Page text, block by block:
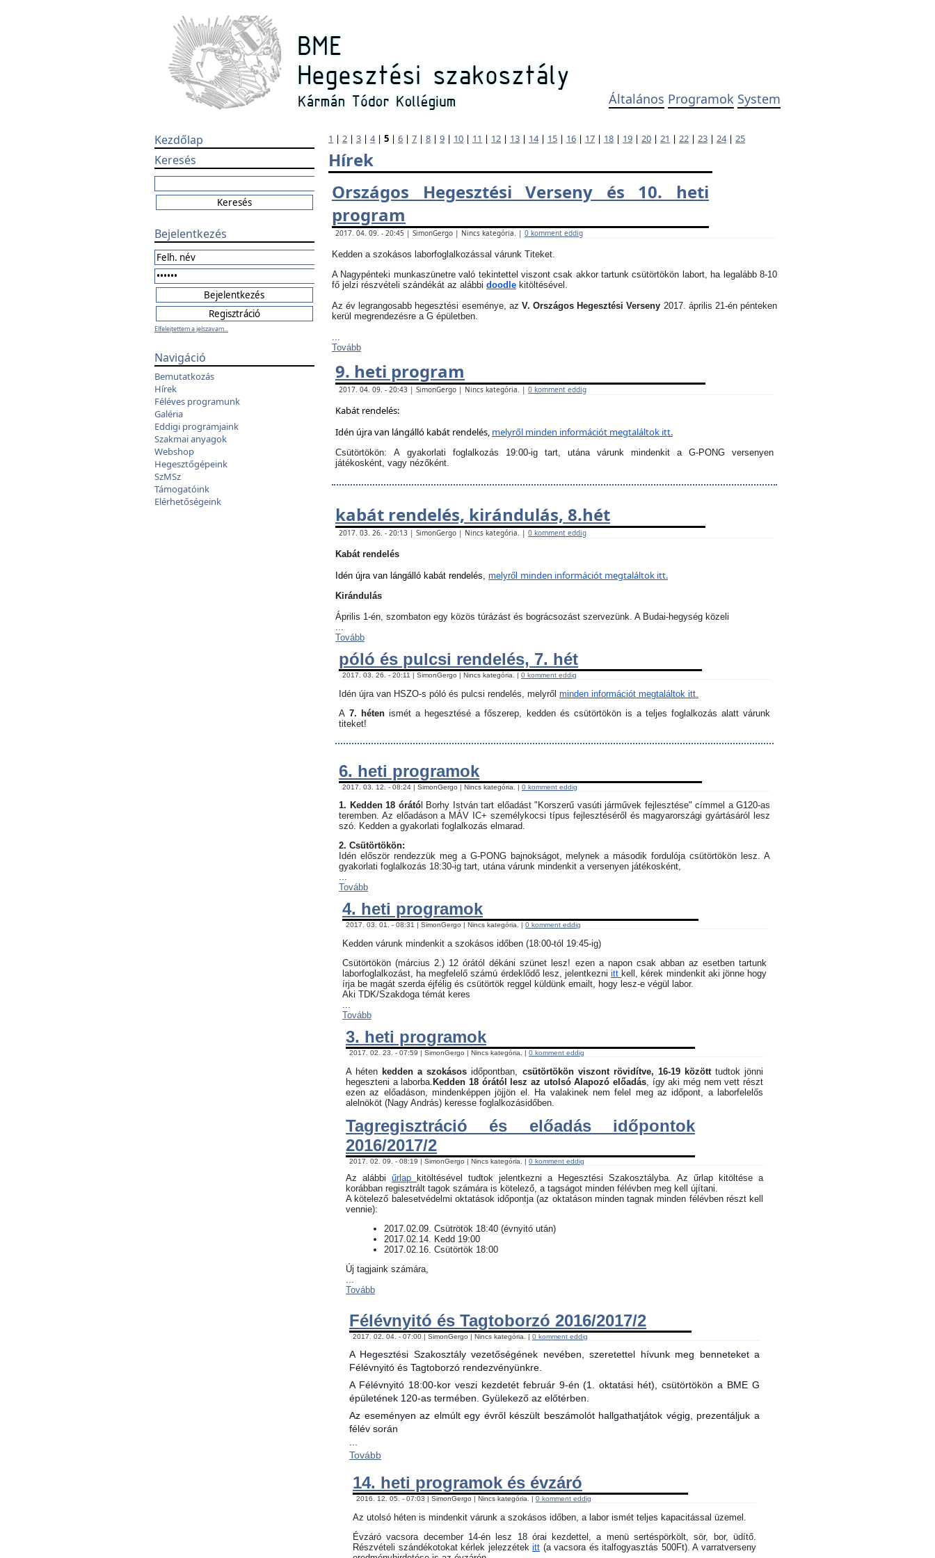
Általános Programok System
Kezdőlap
Keresés
Bejelentkezés
Elfelejtettem a jelszavam...
Navigáció
Bemutatkozás
Hírek
Féléves programunk
Galéria
Eddigi programjaink
Szakmai anyagok
Webshop
Hegesztőgépeink
SzMSz
Támogatóink
Elérhetőségeink
1 | 2 | 3 | 4| 5 | 6 | 7 | 8 | 9 | 10 | 11 | 12 | 13 | 14| 15 | 16 | 17 | 18 | 19 | 20 | 21 | 22 | 23 | 24| 25
Hírek
Országos Hegesztési Verseny és 10. heti
program
2017. 04. 09. - 20:45 | SimonGergo | Nincs kategória. | 0 komment eddig
Kedden a szokásos laborfoglalkozással várunk Titeket.
A Nagypénteki munkaszünetre való tekintettel viszont csak akkor tartunk csütörtökön labort, ha legalább 8-10
fő jelzi részvételi szándékát az alábbi doodle kitöltésével.
Az év legrangosabb hegesztési eseménye, az V. Országos Hegesztési Verseny 2017. április 21-én pénteken
kerül megrendezésre a G épületben.
...
Tovább
9. heti program
2017. 04. 09. - 20:43 | SimonGergo | Nincs kategória. | 0 komment eddig
Kabát rendelés:
Idén újra van lángálló kabát rendelés, melyről minden információt megtaláltok itt.
Csütörtökön: A gyakorlati foglalkozás 19:00-ig tart, utána várunk mindenkit a G-PONG versenyen
játékosként, vagy nézőként.
kabát rendelés, kirándulás, 8.hét
2017. 03. 26. - 20:13 | SimonGergo | Nincs kategória. | 0 komment eddig
Kabát rendelés
Idén újra van lángálló kabát rendelés, melyről minden információt megtaláltok itt.
Kirándulás
Április 1-én, szombaton egy közös túrázást és bográcsozást szervezünk. A Budai-hegység közeli
...
Tovább
póló és pulcsi rendelés, 7. hét
2017. 03. 26. - 20:11 | SimonGergo | Nincs kategória. | 0 komment eddig
Idén újra van HSZO-s póló és pulcsi rendelés, melyről minden információt megtaláltok itt.
A7. hétenismét a hegesztésé a főszerep, kedden és csütörtökön is a teljes foglalkozás alatt várunk
titeket!
6. heti programok
2017. 03. 12. - 08:24 | SimonGergo | Nincs kategória. | 0 komment eddig
1. Kedden 18 órától Borhy István tart előadást "Korszerű vasúti járművek fejlesztése" címmel a G120-as
teremben. Az előadáson a MÁV IC+ személykocsi típus fejlesztéséről és magyarországi gyártásáról lesz
szó. Kedden a gyakorlati foglalkozás elmarad.
2. Csütörtökön:
Idén először rendezzük meg a G-PONG bajnokságot, melynek a második fordulója csütörtökön lesz. A
gyakorlati foglalkozás 18:30-ig tart, utána várunk mindenkit a versenyen játékosként,
...
Tovább
4. heti programok
2017. 03. 01. - 08:31 | SimonGergo | Nincs kategória. | 0 komment eddig
Kedden várunk mindenkit a szokásos időben (18:00-tól 19:45-ig)
Csütörtökön (március 2.) 12 órától dékáni szünet lesz! ezen a napon csak abban az esetben tartunk
laborfoglalkozást, ha megfelelő számú érdeklődő lesz, jelentkezniitt kell, kérek mindenkit aki jönne hogy
írja be magát szerda éjfélig és csütörtök reggel küldünk emailt, hogy lesz-e végül labor.
Aki TDK/Szakdoga témát keres
Tovább
3. heti programok
2017. 02. 23. - 07:59 | SimonGergo | Nincs kategória. | 0 komment eddig
A héten kedden a szokásos időpontban, csütörtökön viszont rövidítve, 16-19 között tudtok jönni
hegeszteni a laborba.Kedden 18 órától lesz az utolsó Alapozó előadás , így aki még nem vett részt
ezen az előadáson, mindenképpen jöjjön el. Ha valakinek nem felel meg az időpont, a laborfelelős
alelnököt (Nagy András) keresse foglalkozásidőben.
Tagregisztráció és előadás időpontok
2016/2017/2
2017. 02. 09. - 08:19 | SimonGergo | Nincs kategória. | 0 komment eddig
Az alábbi űrlap
kitöltésével tudtok jelentkezni a Hegesztési Szakosztályba. Az űrlap kitöltése a
korábban regisztrált tagok számára is kötelező, a tagságot minden félévben meg kell újítani.
​A kötelező balesetvédelmi oktatások időpontja (az oktatáson minden tagnak minden félévben részt kell
vennie):
​2017.02.09. Csütrötök 18:40 (évnyitó után)
2017.02.14. Kedd 19:00
2017.02.16. Csütörtök 18:00
Új tagjaink számára,
...
Tovább
Félévnyitó és Tagtoborzó 2016/2017/2
2017. 02. 04. - 07:00 | SimonGergo | Nincs kategória. | 0 komment eddig
A Hegesztési Szakosztály vezetőségének nevében, szeretettel hívunk meg benneteket a
Félévnyitó és Tagtoborzó rendezvényünkre.
A Félévnyitó 18:00-kor veszi kezdetét február 9-én (1. oktatási hét), csütörtökön a BME G
épületének 120-as termében. Gyülekező az előtérben.
Az eseményen az elmúlt egy évről készült beszámolót hallgathatjátok végig, prezentáljuk a
félév során
...
Tovább
14. heti programok és évzáró
2016. 12. 05. - 07:03 | SimonGergo | Nincs kategória. | 0 komment eddig
Az utolsó héten is mindenkit várunk a szokásos időben, a labor ismét teljes kapacitással üzemel.
Évzáró vacsora december 14-én lesz 18 órai kezdettel, a menü sertéspörkölt, sör, bor, üdítő.
Részvételi szándékotokat kérlek jelezzétekitt (a vacsora és italfogyasztás 500Ft). A varratverseny